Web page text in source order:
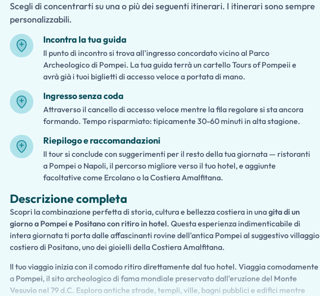
Scegli di concentrarti su una o più dei seguenti itinerari. I itinerari sono sempre
personalizzabili.
Incontra la tua guida
Il punto di incontro si trova all'ingresso concordato vicino al Parco
Archeologico di Pompei. La tua guida terrà un cartello Tours of Pompeii e
avrà già i tuoi biglietti di accesso veloce a portata di mano.
Ingresso senza coda
Attraverso il cancello di accesso veloce mentre la fila regolare si sta ancora
formando. Tempo risparmiato: tipicamente 30-60 minuti in alta stagione.
Riepilogo e raccomandazioni
Il tour si conclude con suggerimenti per il resto della tua giornata — ristoranti
a Pompei o Napoli, il percorso migliore verso il tuo hotel, e aggiunte
facoltative come Ercolano o la Costiera Amalfitana.
Descrizione completa
Scopri la combinazione perfetta di storia, cultura e bellezza costiera in unagita di un
giorno a Pompei e Positano con ritiro in hotel. Questa esperienza indimenticabile di
intera giornata ti porta dalle affascinanti rovine dell'antica Pompei al suggestivo villaggio
costiero di Positano, uno dei gioielli della Costiera Amalfitana.
Il tuo viaggio inizia con il comodo ritiro direttamente dal tuo hotel. Viaggia comodamente
a Pompei, il sito archeologico di fama mondiale preservato dall'eruzione del Monte
Vesuvio nel 79 d.C. Esplora antiche strade, templi, ville, bagni pubblici e edifici mentre